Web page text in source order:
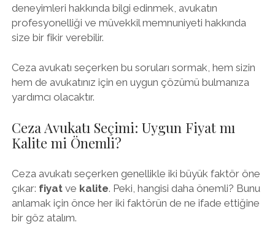
deneyimleri hakkında bilgi edinmek, avukatın
profesyonelliği ve müvekkil memnuniyeti hakkında
size bir fikir verebilir.
Ceza avukatı seçerken bu soruları sormak, hem sizin
hem de avukatınız için en uygun çözümü bulmanıza
yardımcı olacaktır.
Ceza Avukatı Seçimi: Uygun Fiyat mı
Kalite mi Önemli?
Ceza avukatı seçerken genellikle iki büyük faktör öne
çıkar: fiyatve kalite. Peki, hangisi daha önemli? Bunu
anlamak için önce her iki faktörün de ne ifade ettiğine
bir göz atalım.